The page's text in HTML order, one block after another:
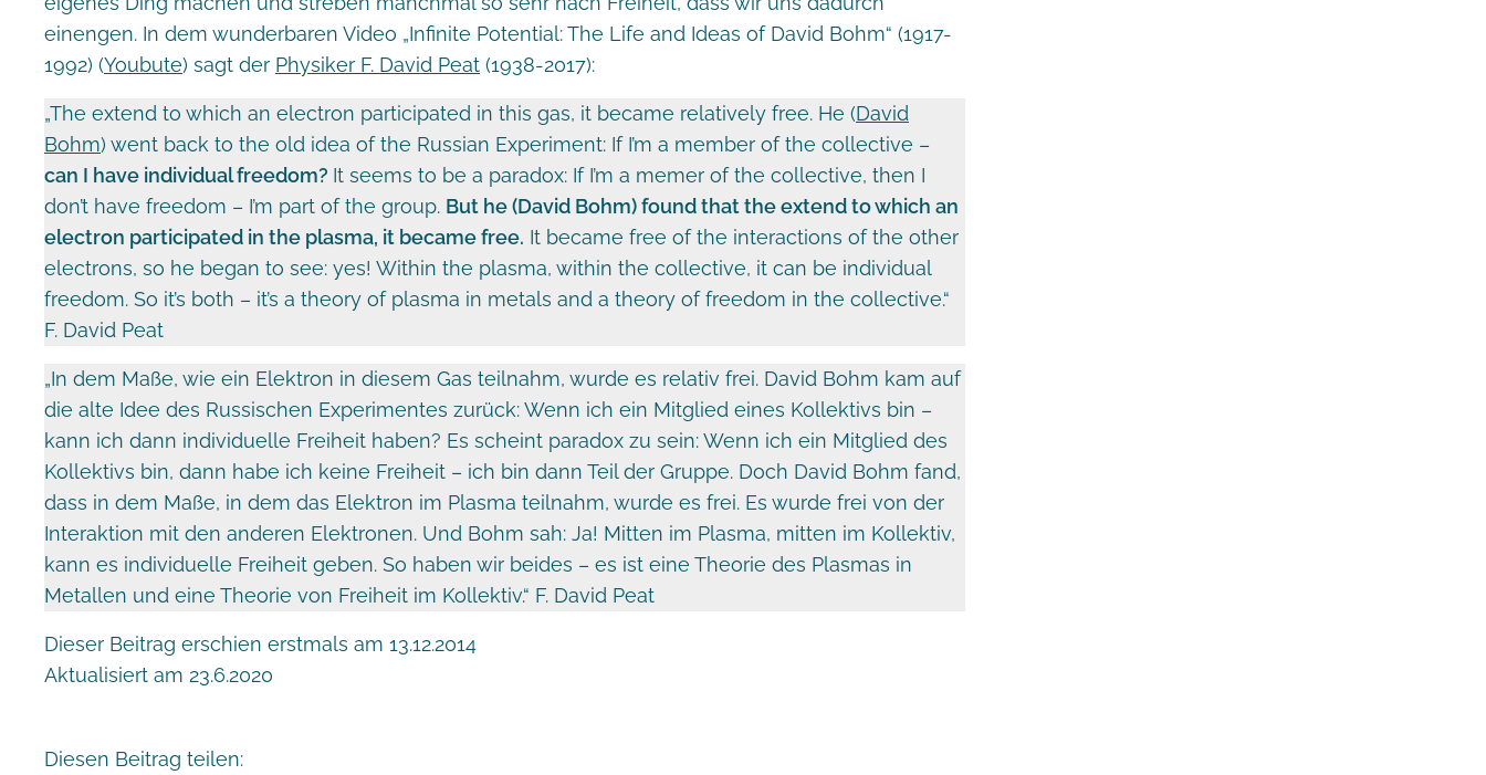
einengen. In dem wunderbaren Video „Infinite Potential: The Life and Ideas of David Bohm“ (1917-
1992) (Youbute) sagt der Physiker F. David Peat (1938-2017):
„The extend to which an electron participated in this gas, it became relatively free. He (David
Bohm) went back to the old idea of the Russian Experiment: If I’m a member of the collective –
can I have individual freedom? It seems to be a paradox: If I’m a memer of the collective, then I
don’t have freedom – I’m part of the group. But he (David Bohm) found that the extend to which an
electron participated in the plasma, it became free. It became free of the interactions of the other
electrons, so he began to see: yes! Within the plasma, within the collective, it can be individual
freedom. So it’s both – it’s a theory of plasma in metals and a theory of freedom in the collective.“
F. David Peat
„In dem Maße, wie ein Elektron in diesem Gas teilnahm, wurde es relativ frei. David Bohm kam auf
die alte Idee des Russischen Experimentes zurück: Wenn ich ein Mitglied eines Kollektivs bin –
kann ich dann individuelle Freiheit haben? Es scheint paradox zu sein: Wenn ich ein Mitglied des
Kollektivs bin, dann habe ich keine Freiheit – ich bin dann Teil der Gruppe. Doch David Bohm fand,
dass in dem Maße, in dem das Elektron im Plasma teilnahm, wurde es frei. Es wurde frei von der
Interaktion mit den anderen Elektronen. Und Bohm sah: Ja! Mitten im Plasma, mitten im Kollektiv,
kann es individuelle Freiheit geben. So haben wir beides – es ist eine Theorie des Plasmas in
Metallen und eine Theorie von Freiheit im Kollektiv.“ F. David Peat
Dieser Beitrag erschien erstmals am 13.12.2014
Aktualisiert am 23.6.2020
Diesen Beitrag teilen: